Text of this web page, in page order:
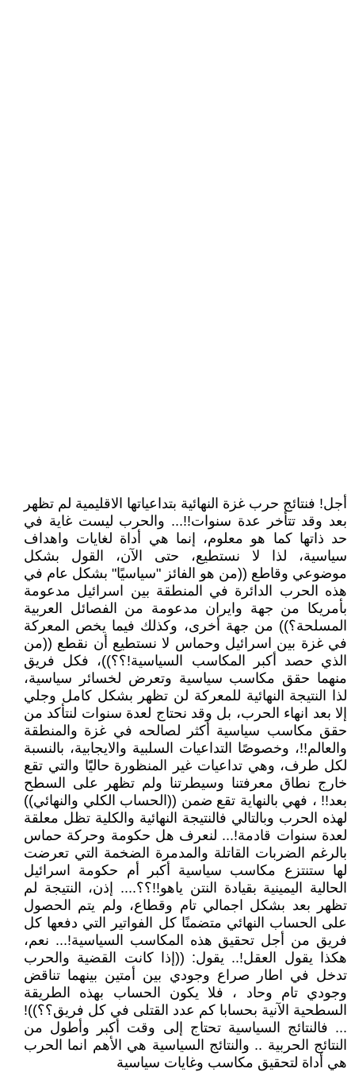
أجل! فنتائج حرب غزة النهائية بتداعياتها الاقليمية لم تظهر
بعد وقد تتأخر عدة سنوات!!... والحرب ليست غاية في
حد ذاتها كما هو معلوم، إنما هي أداة لغايات واهداف
سياسية، لذا لا نستطيع، حتى الآن، القول بشكل
موضوعي وقاطع ((من هو الفائز "سياسيًا" بشكل عام في
هذه الحرب الدائرة في المنطقة بين اسرائيل مدعومة
بأمريكا من جهة وايران مدعومة من الفصائل العربية
المسلحة؟)) من جهة أخرى، وكذلك فيما يخص المعركة
في غزة بين اسرائيل وحماس لا نستطيع أن نقطع ((من
الذي حصد أكبر المكاسب السياسية!؟؟))، فكل فريق
منهما حقق مكاسب سياسية وتعرض لخسائر سياسية،
لذا النتيجة النهائية للمعركة لن تظهر بشكل كامل وجلي
إلا بعد انهاء الحرب، بل وقد نحتاج لعدة سنوات لنتأكد من
حقق مكاسب سياسية أكثر لصالحه في غزة والمنطقة
والعالم!!، وخصوصًا التداعيات السلبية والايجابية، بالنسبة
لكل طرف، وهي تداعيات غير المنظورة حاليًًا والتي تقع
خارج نطاق معرفتنا وسيطرتنا ولم تظهر على السطح
بعد!! ، فهي بالنهاية تقع ضمن ((الحساب الكلي والنهائي))
لهذه الحرب وبالتالي فالنتيجة النهائية والكلية تظل معلقة
لعدة سنوات قادمة!... لنعرف هل حكومة وحركة حماس
بالرغم الضربات القاتلة والمدمرة الضخمة التي تعرضت
لها ستنتزع مكاسب سياسية أكبر أم حكومة اسرائيل
الحالية اليمينية بقيادة النتن ياهو!!؟؟.... إذن، النتيجة لم
تظهر بعد بشكل اجمالي تام وقطاع، ولم يتم الحصول
على الحساب النهائي متضمنًا كل الفواتير التي دفعها كل
فريق من أجل تحقيق هذه المكاسب السياسية!... نعم،
هكذا يقول العقل!.. يقول: ((إذا كانت القضية والحرب
تدخل في اطار صراع وجودي بين أمتين بينهما تناقض
وجودي تام وحاد ، فلا يكون الحساب بهذه الطريقة
السطحية الآنية بحسابا كم عدد القتلى في كل فريق؟؟))!
... فالنتائج السياسية تحتاج إلى وقت أكبر وأطول من
النتائج الحربية .. والنتائج السياسية هي الأهم انما الحرب
هي أداة لتحقيق مكاسب وغايات سياسية